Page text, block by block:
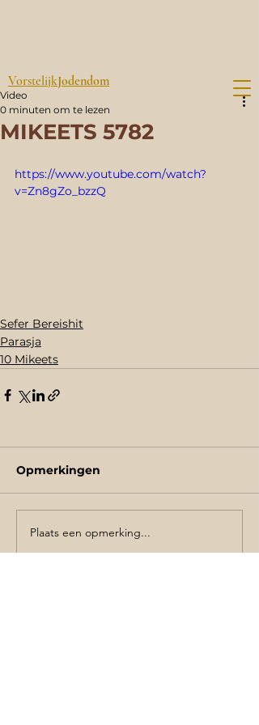
VorstelijkJodendom
MIKEETS 5782
Video
0 minuten om te lezen
https://www.youtube.com/watch?
v=Zn8gZo_bzzQ
Sefer Bereishit
Parasja
10 Mikeets
Opmerkingen
Plaats een opmerking...